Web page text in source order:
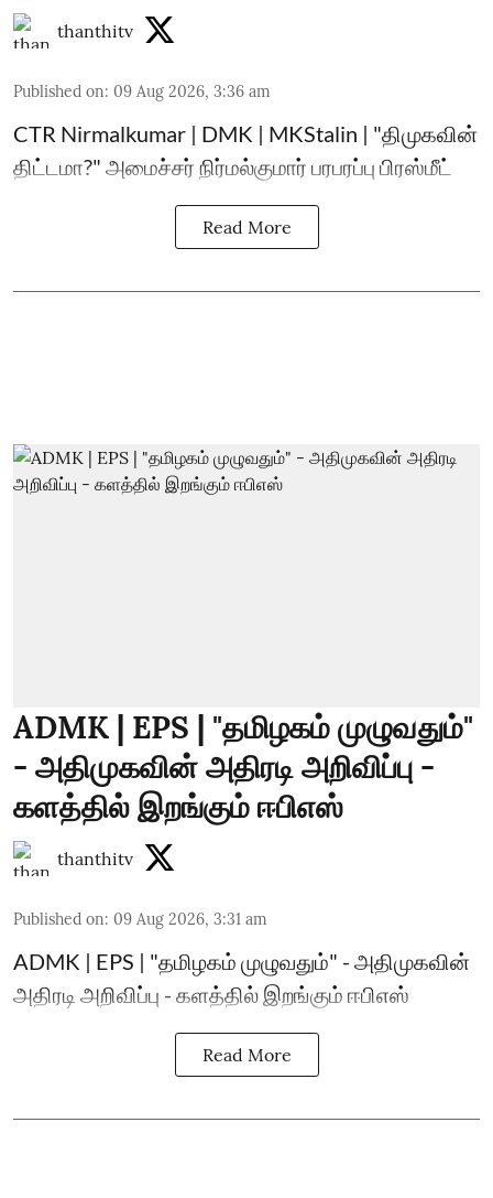
thanthitv
Published on: 09 Aug 2026, 3:36 am
CTR Nirmalkumar | DMK | MKStalin | "திமுகவின்
திட்டமா?" அமைச்சர் நிர்மல்குமார் பரபரப்பு பிரஸ்மீட்
Read More
ADMK | EPS | "தமிழகம் முழுவதும்"
- அதிமுகவின் அதிரடி அறிவிப்பு -
களத்தில் இறங்கும் ஈபிஎஸ்
thanthitv
Published on: 09 Aug 2026, 3:31 am
ADMK | EPS | "தமிழகம் முழுவதும்" - அதிமுகவின்
அதிரடி அறிவிப்பு - களத்தில் இறங்கும் ஈபிஎஸ்
Read More